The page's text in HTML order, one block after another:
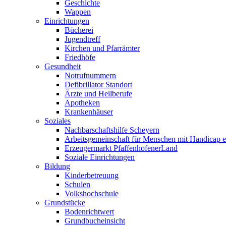
Geschichte
Wappen
Einrichtungen
Bücherei
Jugendtreff
Kirchen und Pfarrämter
Friedhöfe
Gesundheit
Notrufnummern
Defibrillator Standort
Ärzte und Heilberufe
Apotheken
Krankenhäuser
Soziales
Nachbarschaftshilfe Scheyern
Arbeitsgemeinschaft für Menschen mit Handicap
Erzeugermarkt PfaffenhofenerLand
Soziale Einrichtungen
Bildung
Kinderbetreuung
Schulen
Volkshochschule
Grundstücke
Bodenrichtwert
Grundbucheinsicht